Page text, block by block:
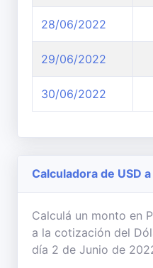
28/06/2022
29/06/2022
30/06/2022
Calculadora de USD
Calculá un monto en
a la cotización del
día 2 de Junio de